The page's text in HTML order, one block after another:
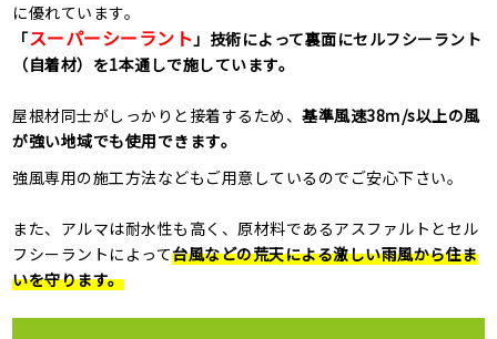
に優れています。
「スーパーシーラント」技術によって裏面にセルフシーラント
（自着材）を1本通しで施しています。
屋根材同士がしっかりと接着するため、基準風速38ｍ/s以上の風
が強い地域でも使用できます。
強風専用の施工方法などもご用意しているのでご安心下さい。
また、アルマは耐水性も高く、原材料であるアスファルトとセル
フシーラントによって台風などの荒天による激しい雨風から住ま
いを守ります。